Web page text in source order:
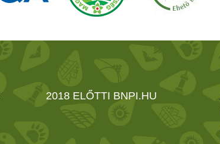
2018 ELŐTTI BNPI.HU